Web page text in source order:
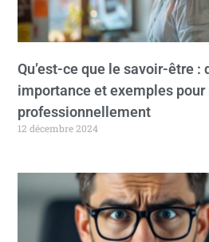
Qu’est-ce que le savoir-être :
importance et exemples pour
professionnellement
12 décembre 2024